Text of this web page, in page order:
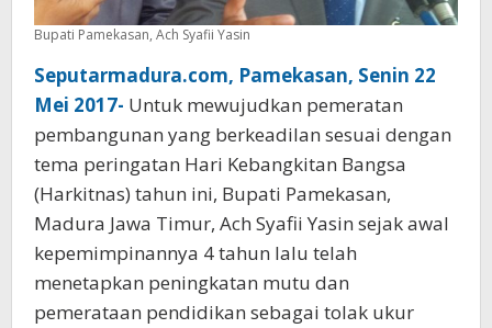
Bupati Pamekasan, Ach Syafii Yasin
Seputarmadura.com, Pamekasan, Senin 22
Mei 2017- Untuk mewujudkan pemeratan
pembangunan yang berkeadilan sesuai dengan
tema peringatan Hari Kebangkitan Bangsa
(Harkitnas) tahun ini, Bupati Pamekasan,
Madura Jawa Timur, Ach Syafii Yasin sejak awal
kepemimpinannya 4 tahun lalu telah
menetapkan peningkatan mutu dan
pemerataan pendidikan sebagai tolak ukur